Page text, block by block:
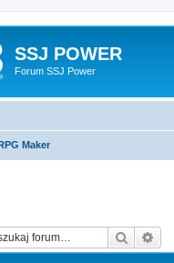
SSJ POWER
Forum SSJ Power
Maker
Szukaj